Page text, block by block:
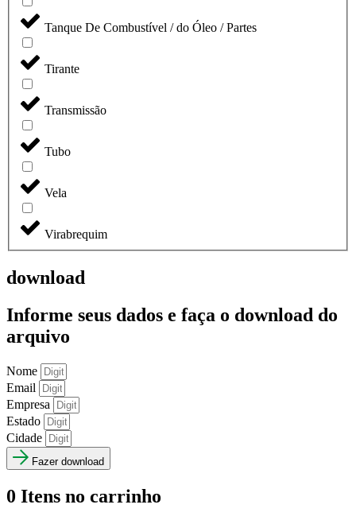
Tanque De Combustível / do Óleo / Partes
Tirante
Transmissão
Tubo
Vela
Virabrequim
download
Informe seus dados e faça o download do
arquivo
Nome
Email
Empresa
Estado
Cidade
Fazer download
0 Itens no carrinho